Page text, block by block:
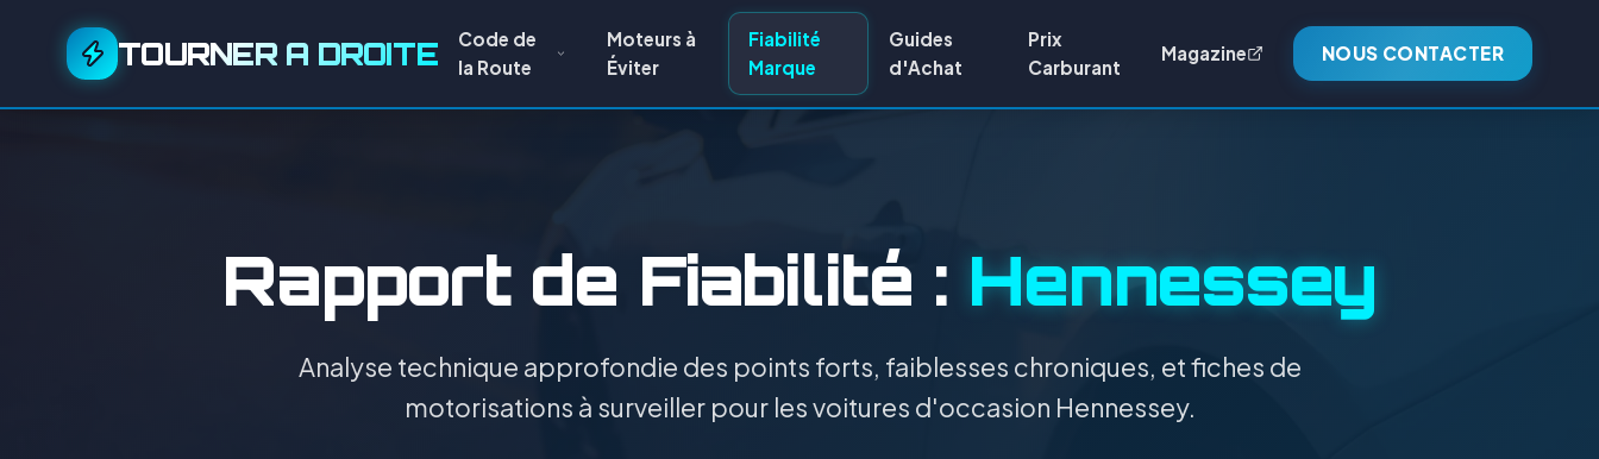
TOURNER A DROITE
Code de
la Route
Moteurs à
Éviter
Fiabilité
Marque
Guides
d'Achat
Prix
Carburant
Magazine NOUS CONTACTER
Rapport de Fiabilité : Hennessey
Analyse technique approfondie des points forts, faiblesses chroniques, et fiches de
motorisations à surveiller pour les voitures d'occasion Hennessey.